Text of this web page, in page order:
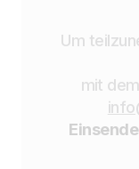
Um
mit